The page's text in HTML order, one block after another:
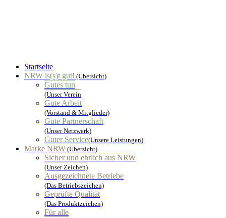
Startseite
NRW is(s)t gut! (Übersicht)
Gutes tun
(Unser Verein
Gute Arbeit
(Vorstand & Mitglieder)
Gute Partnerschaft
(Unser Netzwerk)
Guter Service(Unsere Leistungen)
Marke NRW (Übersicht)
Sicher und ehrlich aus NRW
(Unser Zeichen)
Ausgezeichnete Betriebe
(Das Betriebszeichen)
Geprüfte Qualität
(Das Produktzeichen)
Für alle